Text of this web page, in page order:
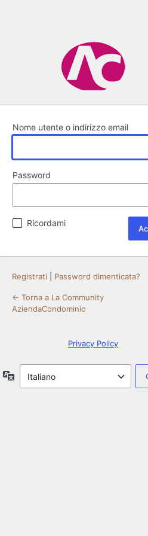
Nome utente o indirizzo email
Password
Ricordami
Registrati Password dimenticata?
← Torna a La Community
AziendaCondominio
Privacy Policy
Lingua